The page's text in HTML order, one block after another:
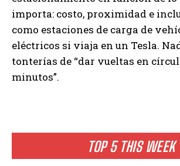
TOP 5 THIS WEEK
importa: costo, proximidad e
como estaciones de carga de
eléctricos si viaja en un Tesla.
tonterías de “dar vueltas en
minutos”.